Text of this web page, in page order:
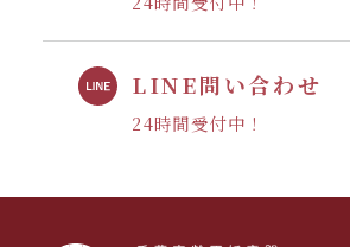
LINE問い合わせ
24時間受付中！